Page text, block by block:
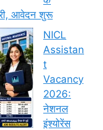
आवेदन शुरू
NICL
Assistan
t
Vacancy
2026:
नेशनल
इंश्योरेंस